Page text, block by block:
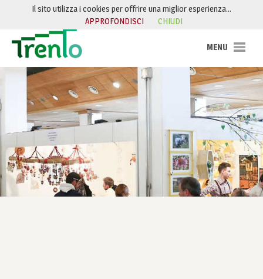
Salta al contenuto
Il sito utilizza i cookies per offrire una miglior esperienza…
APPROFONDISCI
CHIUDI